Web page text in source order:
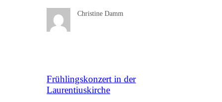
Christine Damm
Frühlingskonzert in der
Laurentiuskirche